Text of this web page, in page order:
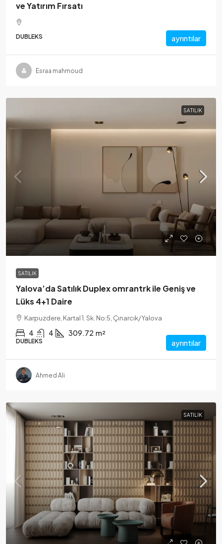
ve Yatırım Fırsatı
DUBLEKS ayrıntılar
Esraa mahmoud
SATILIK
SATILIK
Yalova’da Satılık Duplex omrantrk ile Geniş ve
Lüks 4+1 Daire
Karpuzdere, Kartal 1. Sk. No:5, Çınarcık/Yalova
4 4 309.72 m²
DUBLEKS ayrıntılar
Ahmed Ali
SATILIK